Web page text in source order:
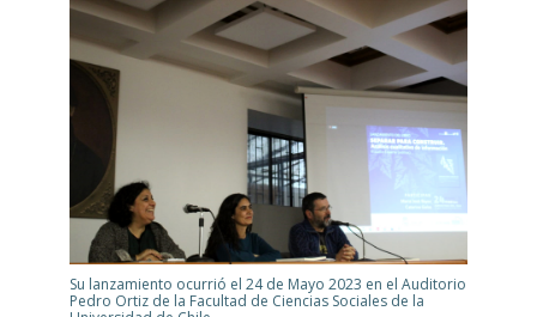
Su lanzamiento ocurrió el 24 de Mayo 2023 en el Auditorio
Pedro Ortiz de la Facultad de Ciencias Sociales de la